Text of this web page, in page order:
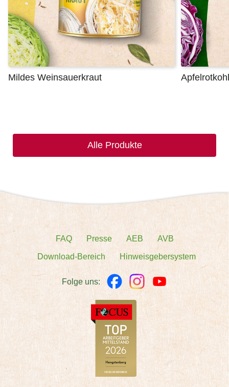
Mildes Weinsauerkraut Apfelrotkohl
Alle Produkte
FAQ Presse AEB AVB
Download-Bereich Hinweisgebersystem
Folge uns: